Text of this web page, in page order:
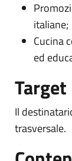
italiane;
Cucina
ed
Target
Il
trasversale.